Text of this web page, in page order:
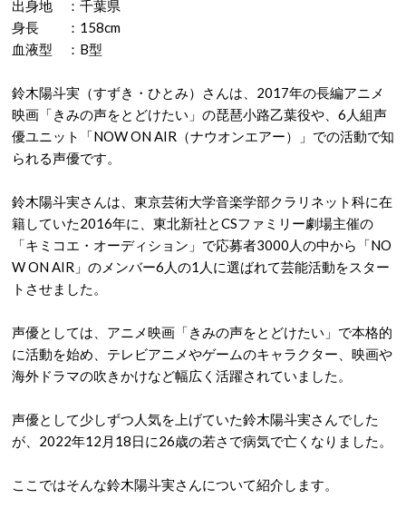
出身地 ：千葉県
身長 ：158cm
血液型 ：B型
鈴木陽斗実（すずき・ひとみ）さんは、2017年の長編アニメ
映画「きみの声をとどけたい」の琵琶小路乙葉役や、6人組声
優ユニット「NOW ON AIR（ナウオンエアー）」での活動で知
られる声優です。
鈴木陽斗実さんは、東京芸術大学音楽学部クラリネット科に在
籍していた2016年に、東北新社とCSファミリー劇場主催の
「キミコエ・オーディション」で応募者3000人の中から「NO
W ON AIR」のメンバー6人の1人に選ばれて芸能活動をスター
トさせました。
声優としては、アニメ映画「きみの声をとどけたい」で本格的
に活動を始め、テレビアニメやゲームのキャラクター、映画や
海外ドラマの吹きかけなど幅広く活躍されていました。
声優として少しずつ人気を上げていた鈴木陽斗実さんでした
が、2022年12月18日に26歳の若さで病気で亡くなりました。
ここではそんな鈴木陽斗実さんについて紹介します。